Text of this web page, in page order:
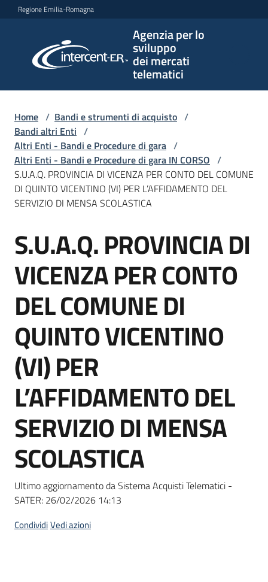
Vai al contenuto
Vai alla navigazione
Vai al footer
Regione Emilia-Romagna
Agenzia per lo
sviluppo
dei mercati
telematici
per lo
sviluppo
telematici
L'Agenzia
e
strumenti
acquisto
Supporto
Piattaforme
telematiche
site
Home / Bandi e strumenti di acquisto /
Bandi altri Enti /
Altri Enti - Bandi e Procedure di gara /
Altri Enti - Bandi e Procedure di gara IN CORSO /
S.U.A.Q. PROVINCIA DI VICENZA PER CONTO DEL COMUNE
DI QUINTO VICENTINO (VI) PER L’AFFIDAMENTO DEL
SERVIZIO DI MENSA SCOLASTICA
Salta al contenuto
S.U.A.Q. PROVINCIA DI
VICENZA PER CONTO
DEL COMUNE DI
QUINTO VICENTINO
(VI) PER
L’AFFIDAMENTO DEL
SERVIZIO DI MENSA
SCOLASTICA
Ultimo aggiornamento da Sistema Acquisti Telematici -
SATER: 26/02/2026 14:13
CondividiVedi azioni